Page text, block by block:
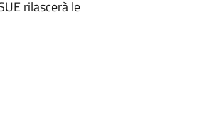
rilascerà le